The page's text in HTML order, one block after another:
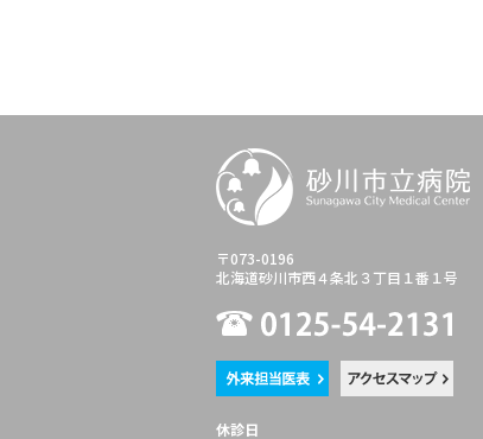
〒073-0196
北海道砂川市西４条北３丁目１番１号
休診日